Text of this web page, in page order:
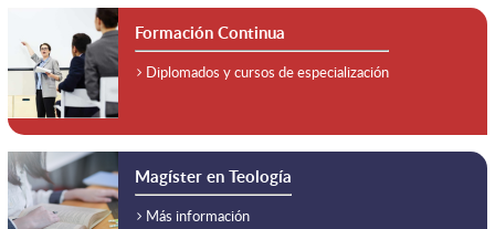
Formación Continua
Diplomados y cursos de especialización
Magíster en Teología
Más información